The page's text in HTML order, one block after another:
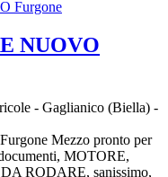
NUOVO
- Gaglianico (Biella) -
Mezzo pronto per
MOTORE,
RODARE, sanissimo,